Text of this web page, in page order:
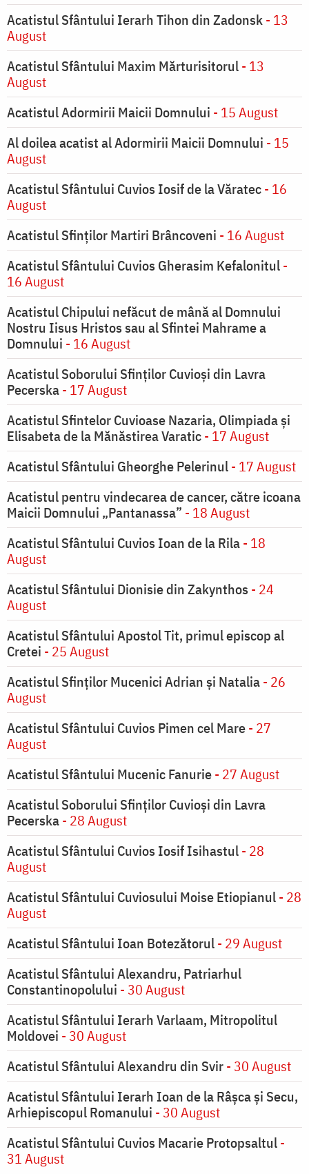
Acatistul Sfântului Ierarh Tihon din Zadonsk- 13
August
Acatistul Sfântului Maxim Mărturisitorul- 13
August
Acatistul Adormirii Maicii Domnului - 15 August
Al doilea acatist al Adormirii Maicii Domnului - 15
August
Acatistul Sfântului Cuvios Iosif de la Văratec- 16
August
Acatistul Sfinților Martiri Brâncoveni - 16 August
Acatistul Sfântului Cuvios Gherasim Kefalonitul-
16 August
Acatistul Chipului nefăcut de mână al Domnului
Nostru Iisus Hristos sau al Sfintei Mahrame a
Domnului - 16 August
Acatistul Soborului Sfinților Cuvioși din Lavra
Pecerska- 17 August
Acatistul Sfintelor Cuvioase Nazaria, Olimpiada și
Elisabeta de la Mănăstirea Varatic- 17 August
Acatistul Sfântului Gheorghe Pelerinul- 17 August
Acatistul pentru vindecarea de cancer, către icoana
Maicii Domnului „Pantanassa” - 18 August
Acatistul Sfântului Cuvios Ioan de la Rila- 18
August
Acatistul Sfântului Dionisie din Zakynthos - 24
August
Acatistul Sfântului Apostol Tit, primul episcop al
Cretei - 25 August
Acatistul Sfinților Mucenici Adrian și Natalia- 26
August
Acatistul Sfântului Cuvios Pimen cel Mare- 27
August
Acatistul Sfântului Mucenic Fanurie- 27 August
Acatistul Soborului Sfinților Cuvioși din Lavra
Pecerska- 28 August
Acatistul Sfântului Cuvios Iosif Isihastul- 28
August
Acatistul Sfântului Cuviosului Moise Etiopianul- 28
August
Acatistul Sfântului Ioan Botezătorul- 29 August
Acatistul Sfântului Alexandru, Patriarhul
Constantinopolului - 30 August
Acatistul Sfântului Ierarh Varlaam, Mitropolitul
Moldovei - 30 August
Acatistul Sfântului Alexandru din Svir- 30 August
Acatistul Sfântului Ierarh Ioan de la Râşca şi Secu,
Arhiepiscopul Romanului - 30 August
Acatistul Sfântului Cuvios Macarie Protopsaltul-
31 August